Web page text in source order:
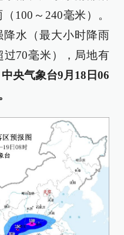
100～240毫米）。
降水（最大小时降雨
过70毫米），局地有
中央气象台9月18日06
。